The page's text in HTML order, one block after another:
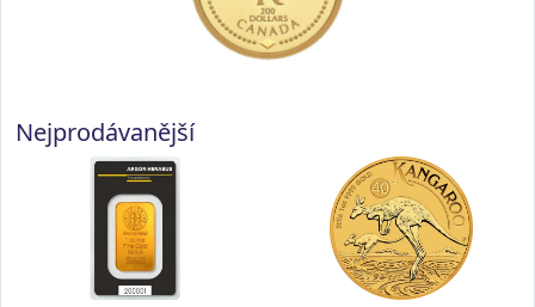
Nejprodávanější